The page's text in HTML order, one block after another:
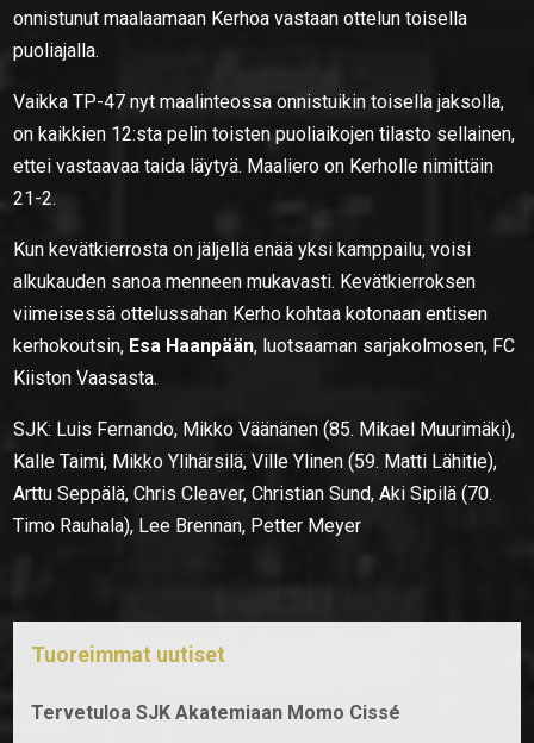
onnistunut maalaamaan Kerhoa vastaan ottelun toisella
puoliajalla.
Vaikka TP-47 nyt maalinteossa onnistuikin toisella jaksolla,
on kaikkien 12:sta pelin toisten puoliaikojen tilasto sellainen,
ettei vastaavaa taida läytyä. Maaliero on Kerholle nimittäin
21-2.
Kun kevätkierrosta on jäljellä enää yksi kamppailu, voisi
alkukauden sanoa menneen mukavasti. Kevätkierroksen
viimeisessä ottelussahan Kerho kohtaa kotonaan entisen
kerhokoutsin, Esa Haanpään, luotsaaman sarjakolmosen, FC
Kiiston Vaasasta.
SJK: Luis Fernando, Mikko Väänänen (85. Mikael Muurimäki),
Kalle Taimi, Mikko Ylihärsilä, Ville Ylinen (59. Matti Lähitie),
Arttu Seppälä, Chris Cleaver, Christian Sund, Aki Sipilä (70.
Timo Rauhala), Lee Brennan, Petter Meyer
Tuoreimmat uutiset
Tervetuloa SJK Akatemiaan Momo Cissé